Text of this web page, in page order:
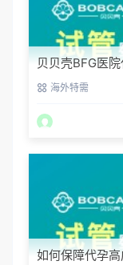
贝贝壳BFG医
单 海外特需
如何保障代孕